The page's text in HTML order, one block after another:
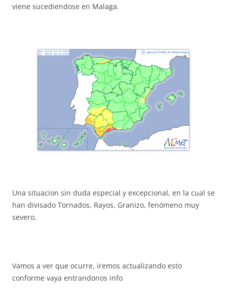
viene sucediendose en Malaga.
Una situacion sin duda especial y excepcional, en la cual se
han divisado Tornados, Rayos, Granizo, fenómeno muy
severo.
Vamos a ver que ocurre, iremos actualizando esto
conforme vaya entrandonos info